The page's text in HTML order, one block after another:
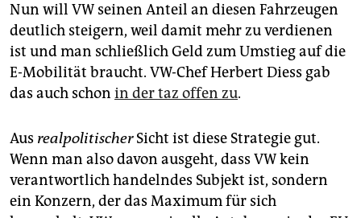
Nun will VW seinen Anteil an diesen Fahrzeugen
deutlich steigern, weil damit mehr zu verdienen
ist und man schließlich Geld zum Umstieg auf die
E-Mobilität braucht. VW-Chef Herbert Diess gab
das auch schon in der taz offen zu.
Aus realpolitischerSicht ist diese Strategie gut.
Wenn man also davon ausgeht, dass VW kein
verantwortlich handelndes Subjekt ist, sondern
ein Konzern, der das Maximum für sich